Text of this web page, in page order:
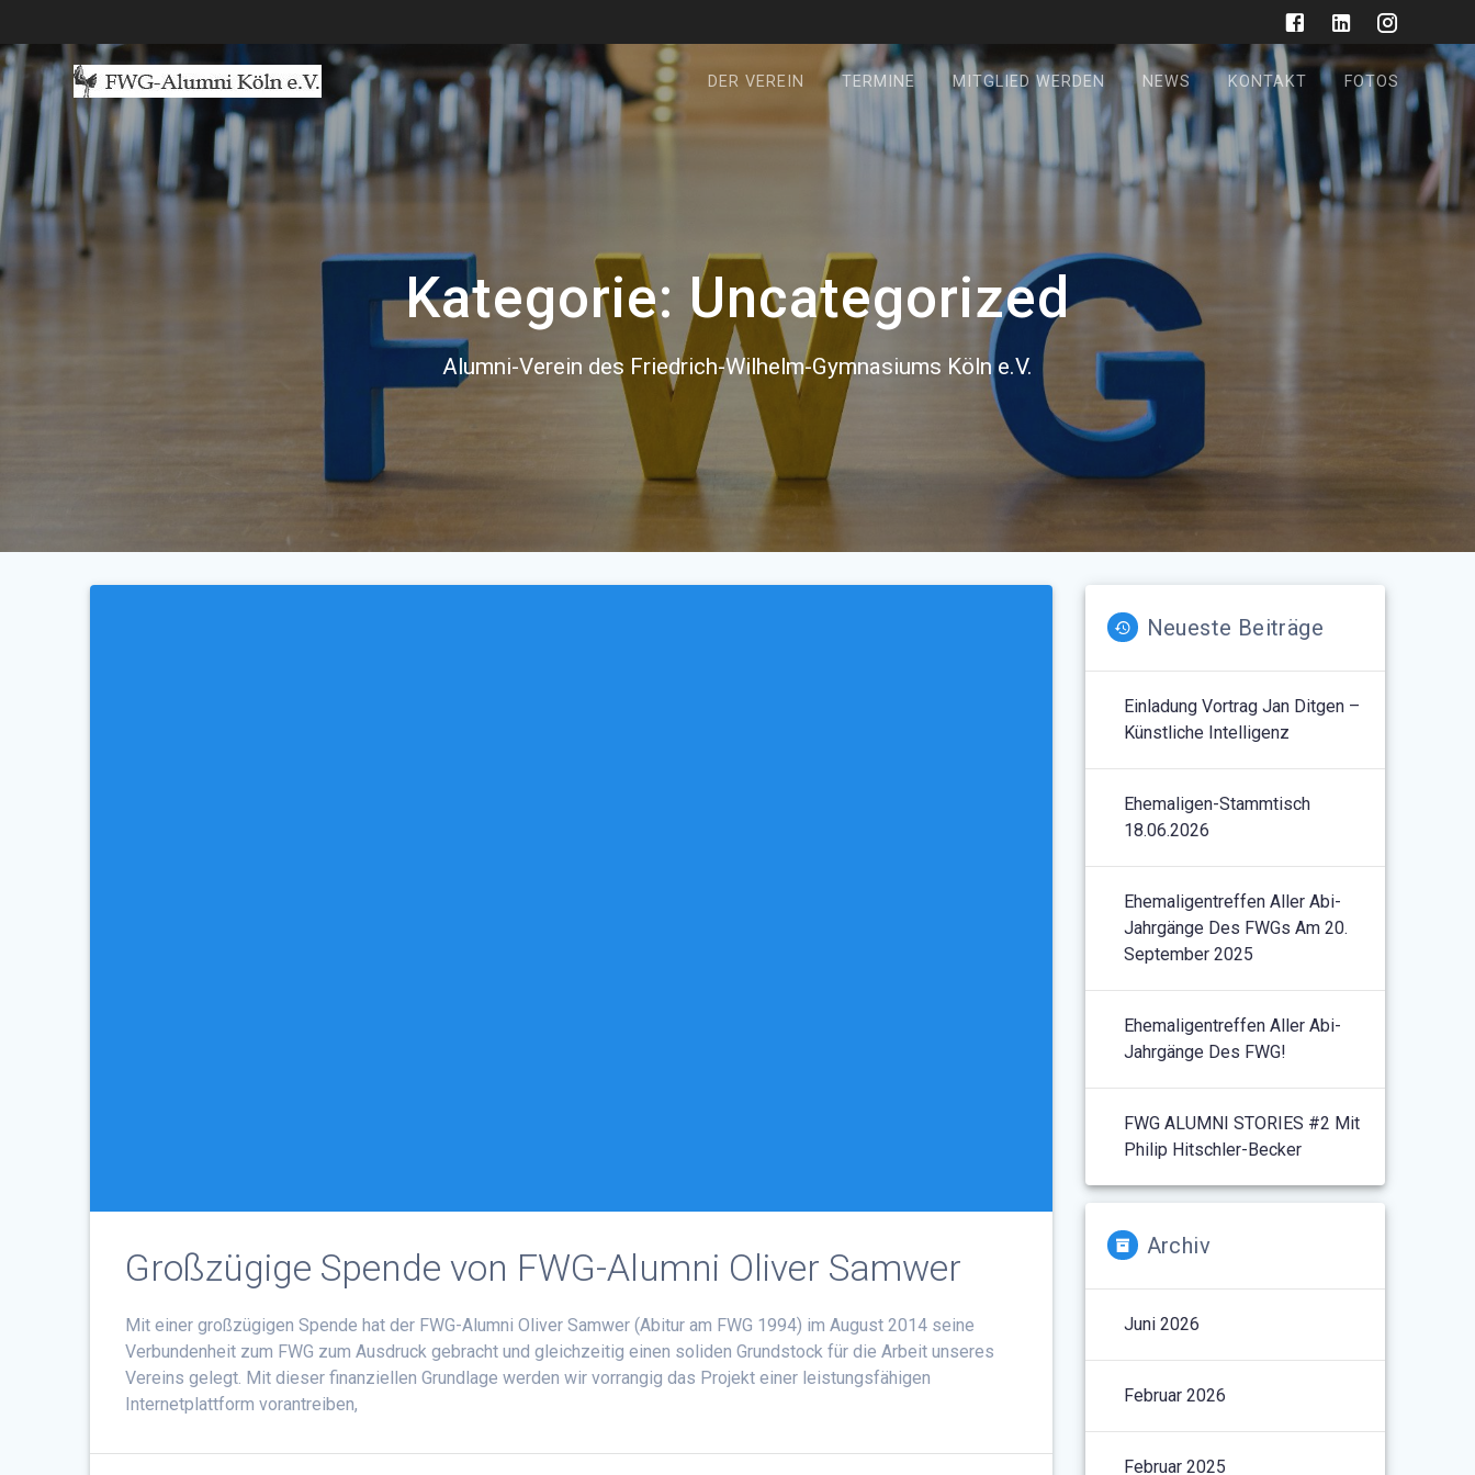
springen
DER VEREIN TERMINE MITGLIED WERDEN NEWS KONTAKT FOTOS
Kategorie: Uncategorized
Alumni-Verein des Friedrich-Wilhelm-Gymnasiums Köln e.V.
Großzügige Spende von FWG-Alumni Oliver Samwer
Mit einer großzügigen Spende hat der FWG-Alumni Oliver Samwer (Abitur am FWG 1994) im August 2014 seine
Verbundenheit zum FWG zum Ausdruck gebracht und gleichzeitig einen soliden Grundstock für die Arbeit unseres
Vereins gelegt. Mit dieser finanziellen Grundlage werden wir vorrangig das Projekt einer leistungsfähigen
Internetplattform vorantreiben,
Neueste Beiträge
Einladung Vortrag Jan Ditgen –
Künstliche Intelligenz
Ehemaligen-Stammtisch
18.06.2026
Ehemaligentreffen Aller Abi-
Jahrgänge Des FWGs Am 20.
September 2025
Ehemaligentreffen Aller Abi-
Jahrgänge Des FWG!
FWG ALUMNI STORIES #2 Mit
Philip Hitschler-Becker
Archiv
Juni 2026
Februar 2026
Februar 2025